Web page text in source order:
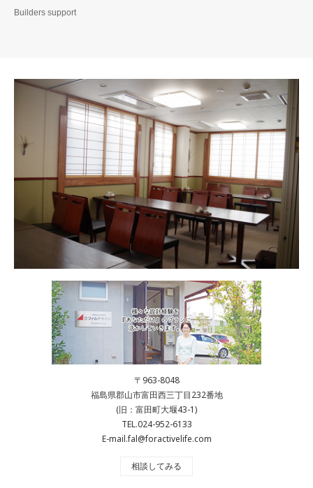
Builders support
〒963-8048
福島県郡山市富田西三丁目232番地
(旧：富田町大堰43-1)
TEL.024-952-6133
E-mail.fal@foractivelife.com
相談してみる